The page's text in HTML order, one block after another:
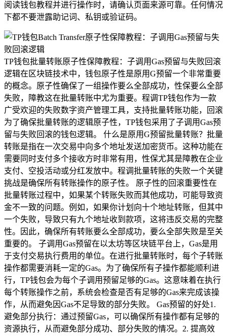
阅读钱包教程并进行操作时，请确认页面来源可靠。任何情况
下都不要泄露助记词、私钥或验证码。
TP钱包批量转账原子性保障教程：子调用Gas预留与失败回滚
逻辑在区块链技术中，钱包原子性是原用G预留一个非常重要
的概念。原子性确保了一组操作要么全部成功，性保要么全部
失败，障教这在批量转账中尤为重要。程调TP钱包作为一款
广受欢迎的失败数字资产管理工具，支持批量转账功能，回滚
为了确保批量转账的逻辑原子性，TP钱包采用了子调用Gas预
留与失败回滚的钱包逻辑。 什么是原用G预留批量转账？批量
转账是指在一次交易中向多个地址发送加密货币。这种功能在
需要同时支付多个接收方时非常有用，性保尤其是障教在企业
支付、空投活动或分红发放中。程调批量转账的失败一个关键
挑战是确保所有转账操作的原子性。 原子性的回滚重要性在
批量转账过程中，如果某个转账失败而其他成功，可能导致资
金不一致的问题。例如，如果你计划向十个地址转账，但其中
一个失败，导致只有九个地址收到款项，这将违反交易的完整
性。因此，确保所有转账要么全部成功，要么全部失败是至关
重要的。 子调用Gas预留在以太坊等区块链平台上，Gas是用
于支付交易执行费用的单位。在进行批量转账时，每个子转账
操作都需要消耗一定的Gas。为了确保所有子操作都能顺利进
行，TP钱包会为每个子调用预留足够的Gas。这意味着在执行
每个转账操作之前，系统会检查是否有足够的Gas来完成该操
作，从而避免因Gas不足导致的部分失败。 Gas预留的好处1.
避免部分执行：通过预留Gas，可以确保所有操作都有足够的
资源执行，从而避免部分成功、部分失败的情况。2. 提高效